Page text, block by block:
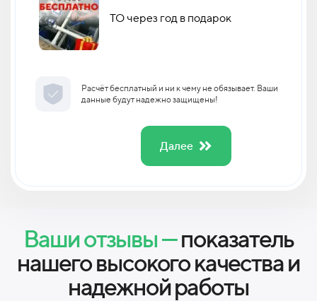
ТО через год в подарок
Расчёт бесплатный и ни к чему не обязывает. Ваши
данные будут надежно защищены!
Далее
Ваши отзывы —показатель
нашего высокого качества и
надежной работы